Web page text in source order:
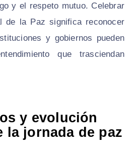
y el respeto mutuo. Celebrar
de la Paz significa reconocer
y gobiernos pueden
que trasciendan
y evolución
la jornada de paz